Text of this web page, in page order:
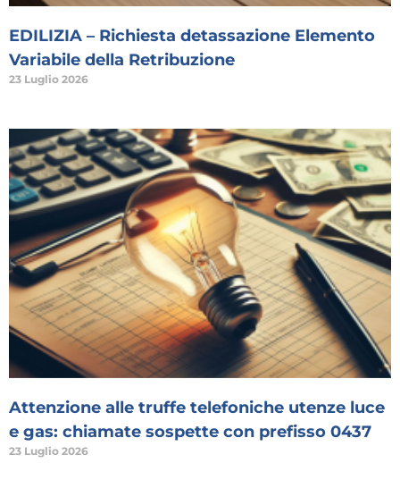
EDILIZIA – Richiesta detassazione Elemento
Variabile della Retribuzione
23 Luglio 2026
Attenzione alle truffe telefoniche utenze luce
e gas: chiamate sospette con prefisso 0437
23 Luglio 2026